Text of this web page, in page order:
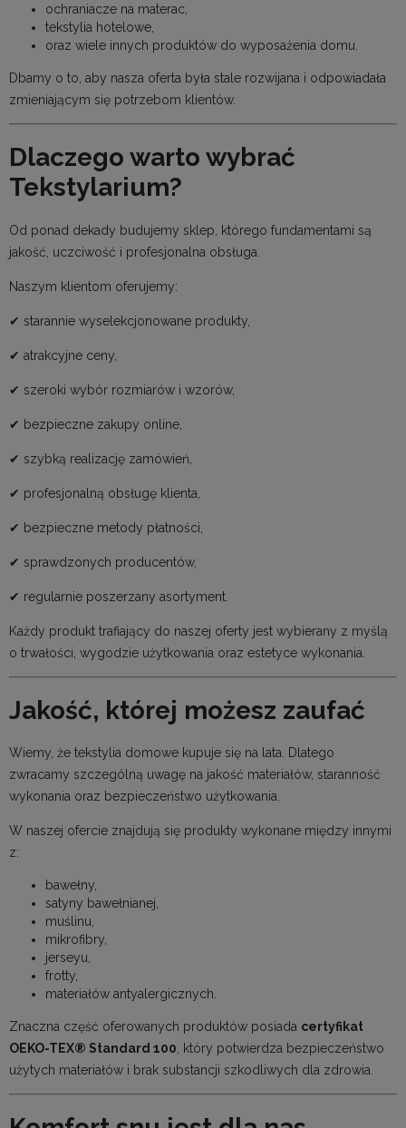
ochraniacze na materac,
tekstylia hotelowe,
oraz wiele innych produktów do wyposażenia domu.
Dbamy o to, aby nasza oferta była stale rozwijana i odpowiadała
zmieniającym się potrzebom klientów.
Dlaczego warto wybrać
Tekstylarium?
Od ponad dekady budujemy sklep, którego fundamentami są
jakość, uczciwość i profesjonalna obsługa.
Naszym klientom oferujemy:
✔ starannie wyselekcjonowane produkty,
✔ atrakcyjne ceny,
✔ szeroki wybór rozmiarów i wzorów,
✔ bezpieczne zakupy online,
✔ szybką realizację zamówień,
✔ profesjonalną obsługę klienta,
✔ bezpieczne metody płatności,
✔ sprawdzonych producentów,
✔ regularnie poszerzany asortyment.
Każdy produkt trafiający do naszej oferty jest wybierany z myślą
o trwałości, wygodzie użytkowania oraz estetyce wykonania.
Jakość, której możesz zaufać
Wiemy, że tekstylia domowe kupuje się na lata. Dlatego
zwracamy szczególną uwagę na jakość materiałów, staranność
wykonania oraz bezpieczeństwo użytkowania.
W naszej ofercie znajdują się produkty wykonane między innymi
z:
bawełny,
satyny bawełnianej,
muślinu,
mikrofibry,
jerseyu,
frotty,
materiałów antyalergicznych.
Znaczna część oferowanych produktów posiada certyfikat
OEKO-TEX® Standard 100, który potwierdza bezpieczeństwo
użytych materiałów i brak substancji szkodliwych dla zdrowia.